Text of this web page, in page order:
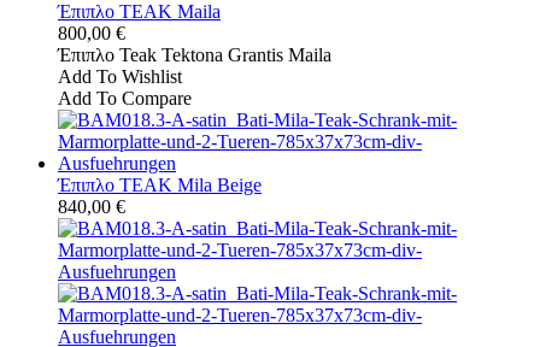
Έπιπλο TEAK Maila
800,00 €
Έπιπλο Teak Tektona Grantis Maila
Add To Wishlist
Add To Compare
Έπιπλο TEAK Mila Beige
840,00 €